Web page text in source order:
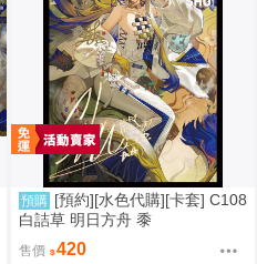
預購 [預約][水色代購][卡套] C108
白詰草 明日方舟 黍
售價 420